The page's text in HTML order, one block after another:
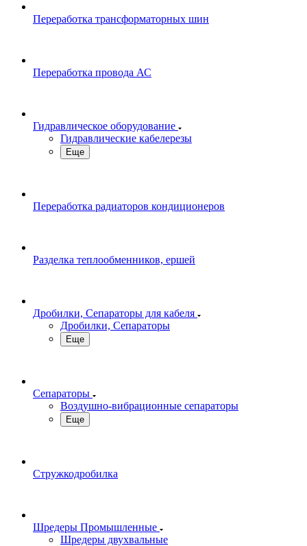
Переработка трансформаторных шин
Переработка провода АС
Гидравлическое оборудование
Гидравлические кабелерезы
Еще
Переработка радиаторов кондиционеров
Разделка теплообменников, ершей
Дробилки, Сепараторы для кабеля
Дробилки, Сепараторы
Еще
Сепараторы
Воздушно-вибрационные сепараторы
Еще
Стружкодробилка
Шредеры Промышленные
Шредеры двухвальные